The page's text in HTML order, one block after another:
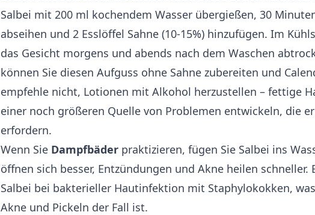
Salbei mit 200 ml kochendem Wasser übergießen, 30
abseihen und 2 Esslöffel Sahne (10-15%) hinzufügen. Im
das Gesicht morgens und abends nach dem Waschen
können Sie diesen Aufguss ohne Sahne zubereiten und
empfehle nicht, Lotionen mit Alkohol herzustellen – fettige
einer noch größeren Quelle von Problemen entwickeln, die
erfordern.
Wenn Sie Dampfbäder praktizieren, fügen Sie Salbei ins
öffnen sich besser, Entzündungen und Akne heilen
Salbei bei bakterieller Hautinfektion mit Staphylokokken,
Akne und Pickeln der Fall ist.